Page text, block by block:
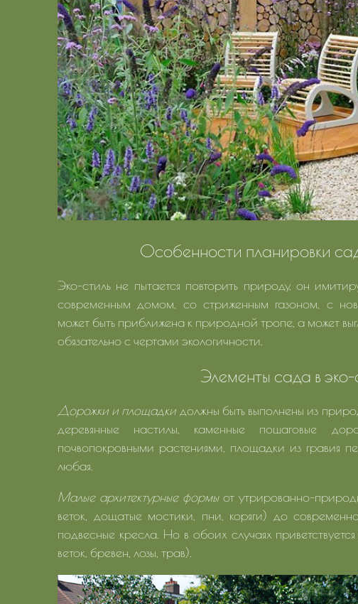
Особенности планировки
Эко-стиль не пытается повторить природу, он
современным домом, со стриженным газоном, с
может быть приближена к природной тропе, а может
обязательно с чертами экологичности.
Элементы сада в эко-
Дорожки и площадки должны быть выполнены из
деревянные настилы, каменные пошаговые
почвопокровными растениями, площадки из гравия
любая.
Малые архитектурные формы от утрированно-
веток, дощатые мостики, пни, коряги) до
подвесные кресла. Но в обоих случаях
веток, бревен, лозы, трав).